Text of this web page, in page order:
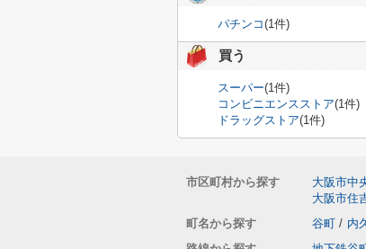
パチンコ(1件)
買う
スーパー(1件)
コンビニエンスストア(1件)
ドラッグストア(1件)
市区町村から探す 大阪市中
大阪市住
町名から探す
谷町 / 内